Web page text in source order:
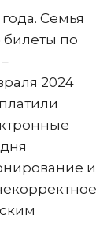
Семья
билеты по
2024
и